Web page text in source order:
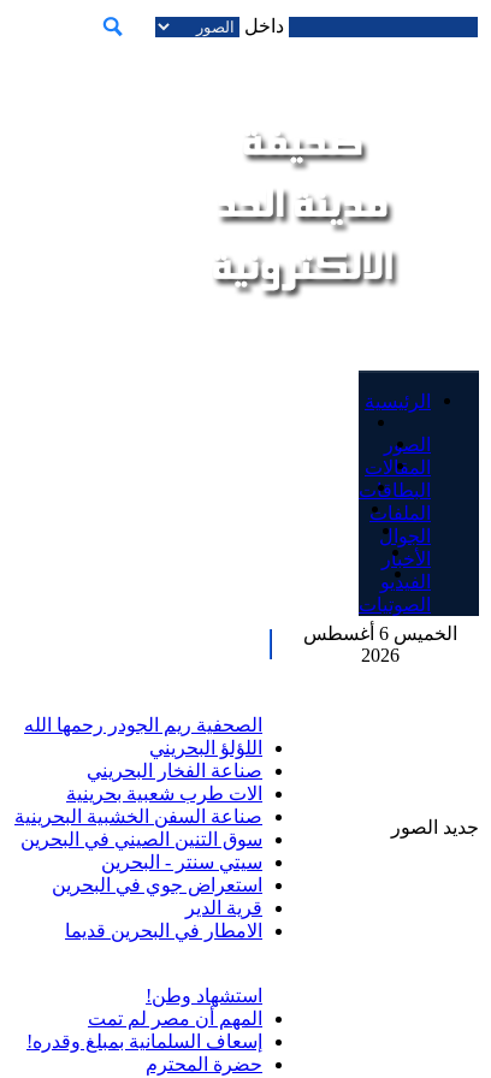
داخل
الرئيسية
الصور
المقالات
البطاقات
الملفات
الجوال
الأخبار
الفيديو
الصوتيات
الخميس 6 أغسطس
2026
جديد الصور
الصحفية ريم الجودر رحمها الله
اللؤلؤ البحريني
صناعة الفخار البحريني
الات طرب شعبية بحرينية
صناعة السفن الخشبية البحرينية
سوق التنين الصيني في البحرين
سيتي سنتر - البحرين
استعراض جوي في البحرين
قرية الدير
الامطار في البحرين قديما
استشهاد وطن!
المهم أن مصر لم تمت
إسعاف السلمانية بمبلغ وقدره!
حضرة المحترم